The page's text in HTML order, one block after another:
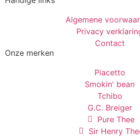
Algemene
Privacy
Contact
Onze merken
Piacetto
Smokin' bean
Tchibo
G.C. Breiger
Pure Thee
Sir Henry